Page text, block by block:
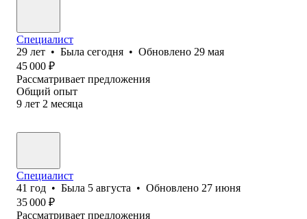
Специалист
29 лет • Была сегодня • Обновлено 29 мая
45 000 ₽
Рассматривает предложения
Общий опыт
9 лет 2 месяца
Специалист
41 год • Была 5 августа • Обновлено 27 июня
35 000 ₽
Рассматривает предложения